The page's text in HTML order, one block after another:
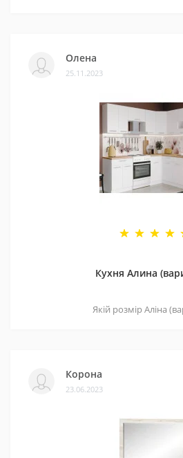
Олена
25.11.2023
Кухня Алина
Якій розмір Аліна
Корона
23.06.2023